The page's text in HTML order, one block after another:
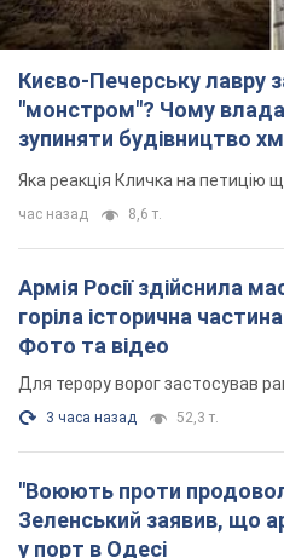
3 часа назад 52,3 т.
"Воюють проти
Зеленський заявив, що
у порт в Одесі
Лише за тиждень проти України
більшість із яких – балістичні